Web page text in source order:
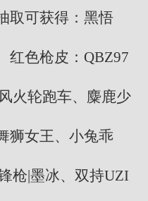
取可获得：黑悟
红色枪皮：QBZ97
火轮跑车、麋鹿少
狮女王、小兔乖
枪|墨冰、双持UZI